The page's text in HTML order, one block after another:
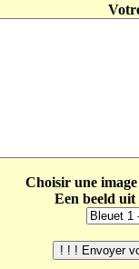
Choisir une
Een beeld